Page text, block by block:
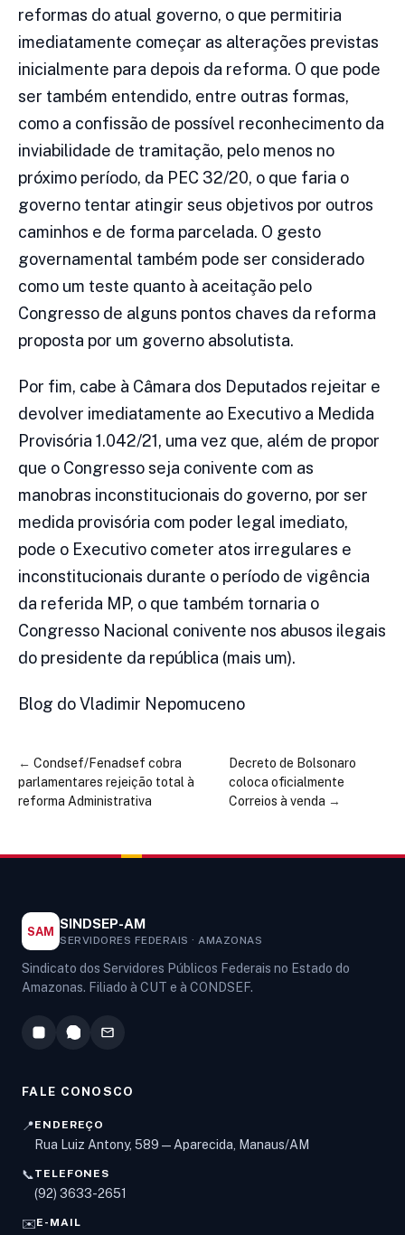
reformas do atual governo, o que permitiria
imediatamente começar as alterações previstas
inicialmente para depois da reforma. O que pode
ser também entendido, entre outras formas,
como a confissão de possível reconhecimento da
inviabilidade de tramitação, pelo menos no
próximo período, da PEC 32/20, o que faria o
governo tentar atingir seus objetivos por outros
caminhos e de forma parcelada. O gesto
governamental também pode ser considerado
como um teste quanto à aceitação pelo
Congresso de alguns pontos chaves da reforma
proposta por um governo absolutista.
Por fim, cabe à Câmara dos Deputados rejeitar e
devolver imediatamente ao Executivo a Medida
Provisória 1.042/21, uma vez que, além de propor
que o Congresso seja conivente com as
manobras inconstitucionais do governo, por ser
medida provisória com poder legal imediato,
pode o Executivo cometer atos irregulares e
inconstitucionais durante o período de vigência
da referida MP, o que também tornaria o
Congresso Nacional conivente nos abusos ilegais
do presidente da república (mais um).
Blog do Vladimir Nepomuceno
← Condsef/Fenadsef cobra
parlamentares rejeição total à
reforma Administrativa
Decreto de Bolsonaro
coloca oficialmente
Correios à venda →
SAM SINDSEP-AM
SERVIDORES FEDERAIS · AMAZONAS
Sindicato dos Servidores Públicos Federais no Estado do
Amazonas. Filiado à CUT e à CONDSEF.
FALE CONOSCO
📍ENDEREÇO
Rua Luiz Antony, 589 — Aparecida, Manaus/AM
📞TELEFONES
(92) 3633-2651
✉️E-MAIL
Olá! Digite um assunto e vou buscar em nossas